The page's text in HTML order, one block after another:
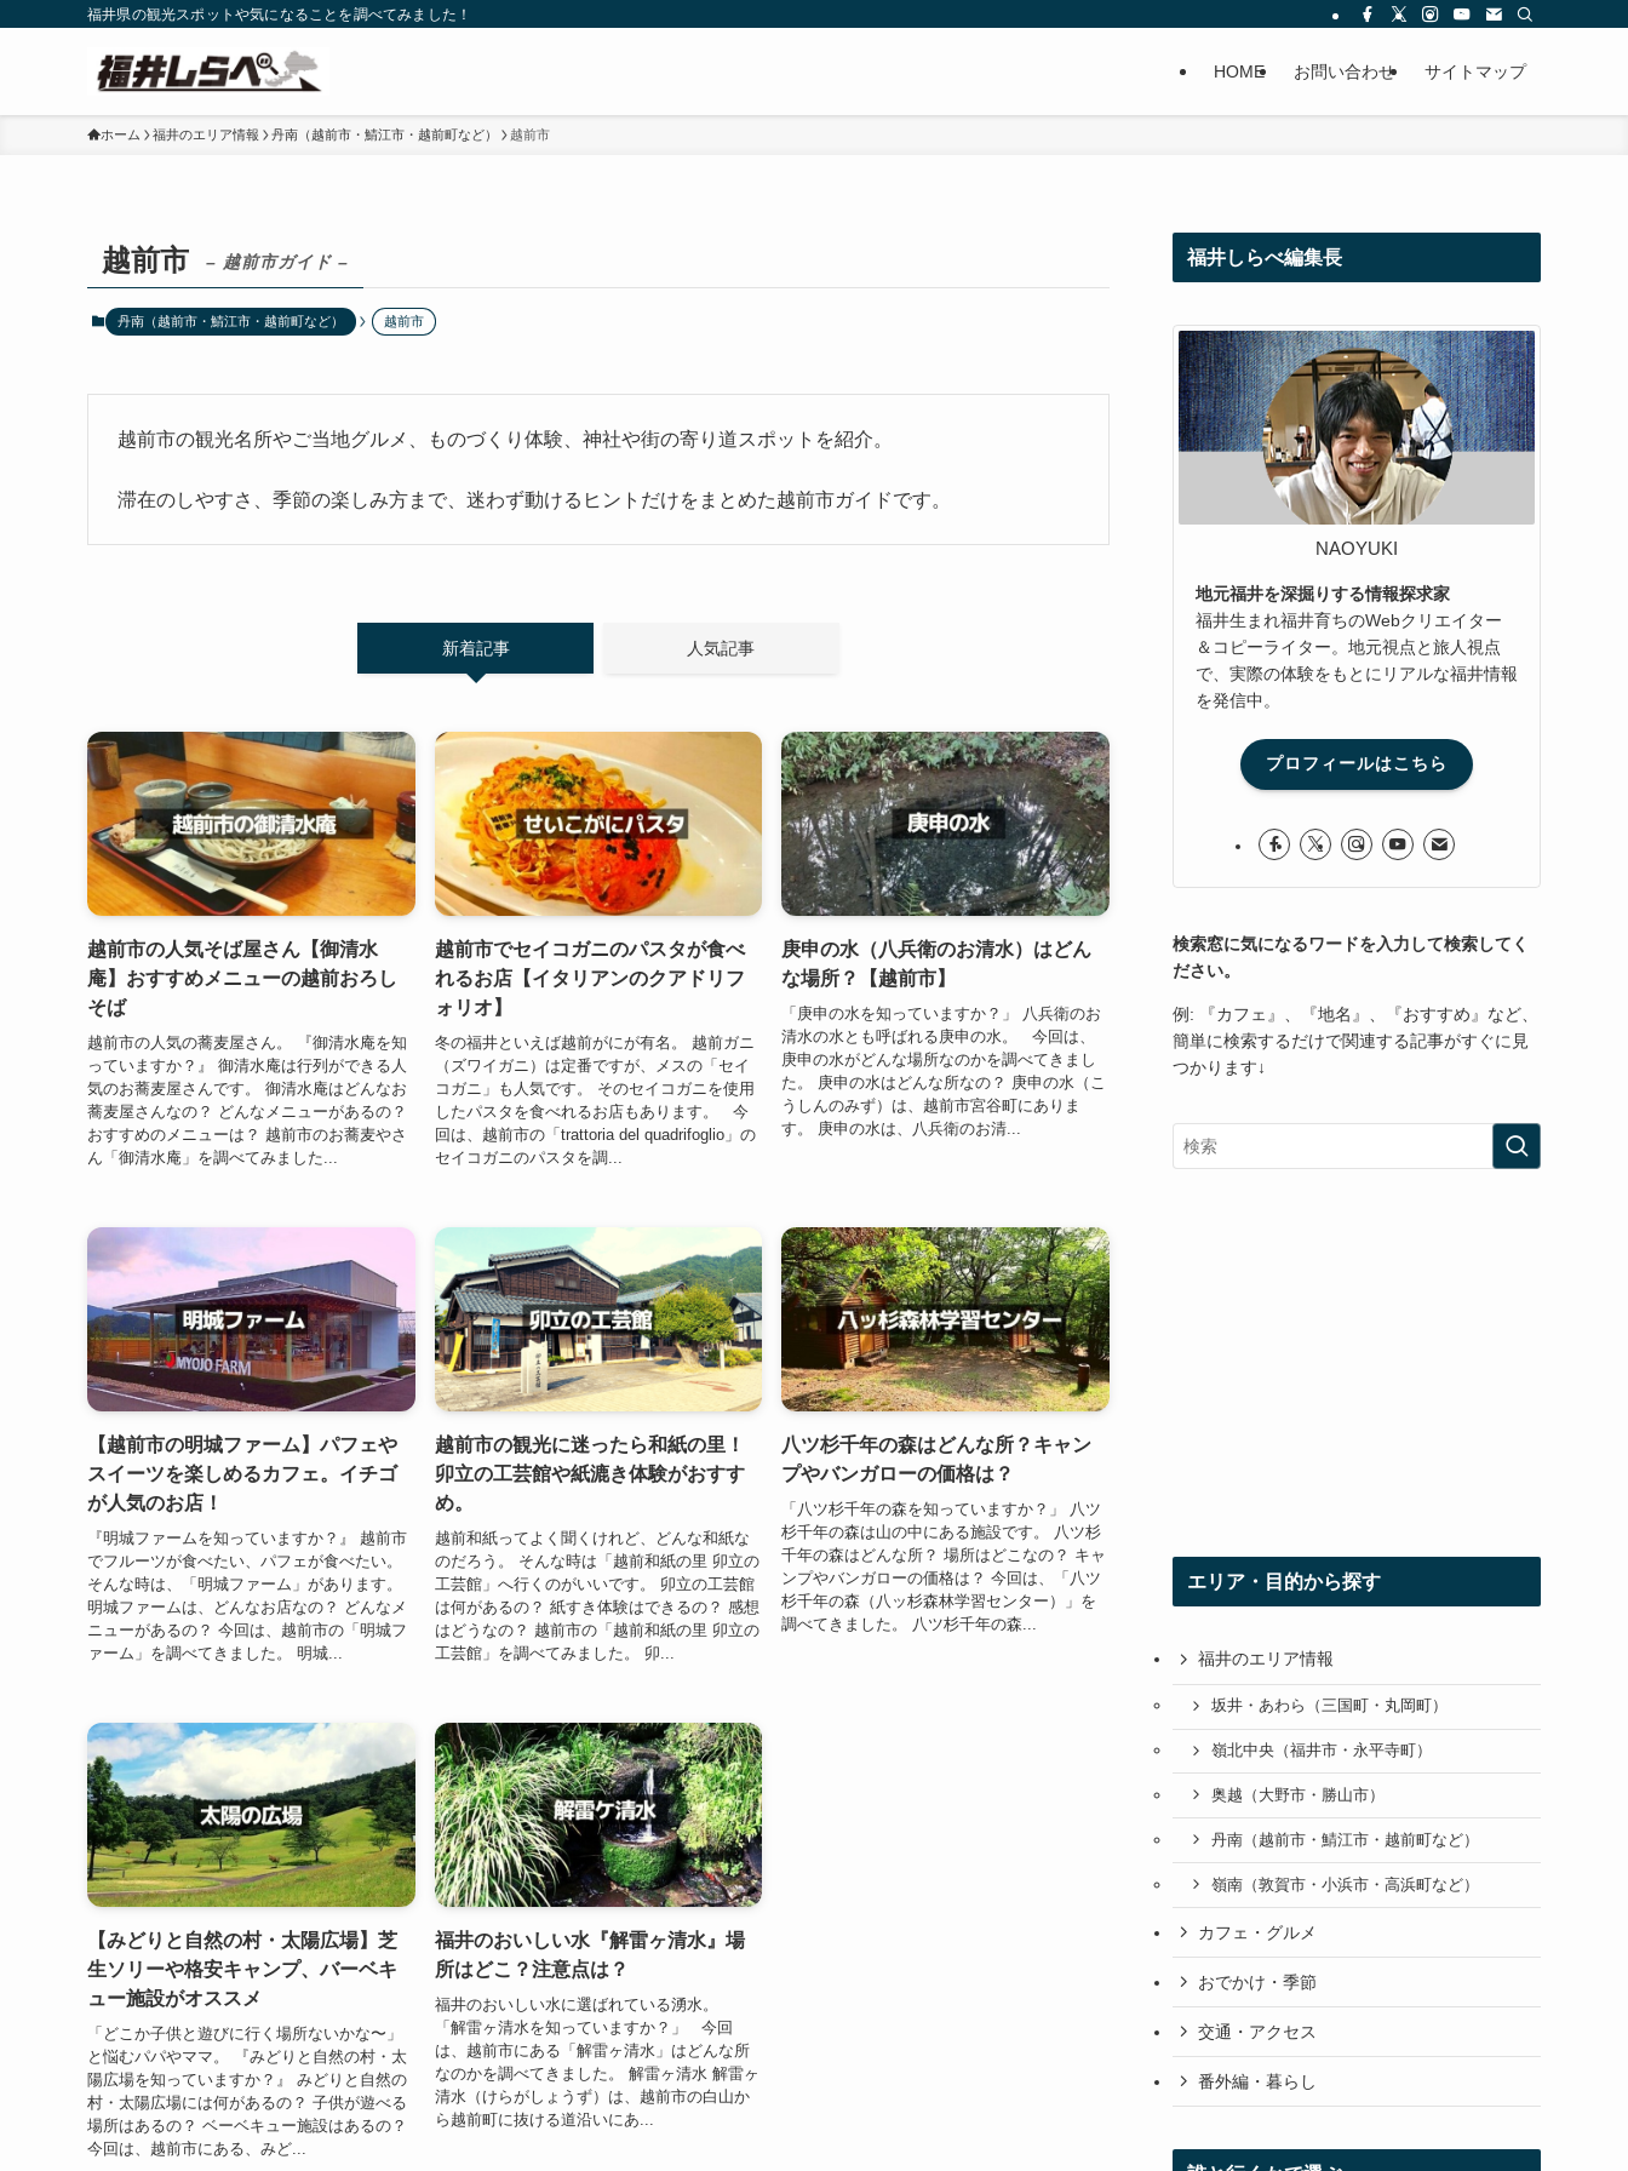
福井県の観光スポットや気になることを調べてみました！
HOME お問い合わせ サイトマップ
ホーム 福井のエリア情報 丹南（越前市・鯖江市・越前町など） 越前市
越前市 – 越前市ガイド –
丹南（越前市・鯖江市・越前町など） 越前市
越前市の観光名所やご当地グルメ、ものづくり体験、神社や街の寄り道スポットを紹介。
滞在のしやすさ、季節の楽しみ方まで、迷わず動けるヒントだけをまとめた越前市ガイドです。
新着記事 人気記事
越前市の人気そば屋さん【御清水
庵】おすすめメニューの越前おろし
そば
越前市の人気の蕎麦屋さん。 『御清水庵を知
っていますか？』 御清水庵は行列ができる人
気のお蕎麦屋さんです。 御清水庵はどんなお
蕎麦屋さんなの？ どんなメニューがあるの？
おすすめのメニューは？ 越前市のお蕎麦やさ
ん「御清水庵」を調べてみました...
越前市でセイコガニのパスタが食べ
れるお店【イタリアンのクアドリフ
ォリオ】
冬の福井といえば越前がにが有名。 越前ガニ
（ズワイガニ）は定番ですが、メスの「セイ
コガニ」も人気です。 そのセイコガニを使用
したパスタを食べれるお店もあります。 今
回は、越前市の「trattoria del quadrifoglio」の
セイコガニのパスタを調...
庚申の水（八兵衛のお清水）はどん
な場所？【越前市】
「庚申の水を知っていますか？」 八兵衛のお
清水の水とも呼ばれる庚申の水。 今回は、
庚申の水がどんな場所なのかを調べてきまし
た。 庚申の水はどんな所なの？ 庚申の水（こ
うしんのみず）は、越前市宮谷町にありま
す。 庚申の水は、八兵衛のお清...
【越前市の明城ファーム】パフェや
スイーツを楽しめるカフェ。イチゴ
が人気のお店！
『明城ファームを知っていますか？』 越前市
でフルーツが食べたい、パフェが食べたい。
そんな時は、「明城ファーム」があります。
明城ファームは、どんなお店なの？ どんなメ
ニューがあるの？ 今回は、越前市の「明城フ
ァーム」を調べてきました。 明城...
越前市の観光に迷ったら和紙の里！
卯立の工芸館や紙漉き体験がおすす
め。
越前和紙ってよく聞くけれど、どんな和紙な
のだろう。 そんな時は「越前和紙の里 卯立の
工芸館」へ行くのがいいです。 卯立の工芸館
は何があるの？ 紙すき体験はできるの？ 感想
はどうなの？ 越前市の「越前和紙の里 卯立の
工芸館」を調べてみました。 卯...
八ツ杉千年の森はどんな所？キャン
プやバンガローの価格は？
「八ツ杉千年の森を知っていますか？」 八ツ
杉千年の森は山の中にある施設です。 八ツ杉
千年の森はどんな所？ 場所はどこなの？ キャ
ンプやバンガローの価格は？ 今回は、「八ツ
杉千年の森（八ッ杉森林学習センター）」を
調べてきました。 八ツ杉千年の森...
【みどりと自然の村・太陽広場】芝
生ソリーや格安キャンプ、バーベキ
ュー施設がオススメ
「どこか子供と遊びに行く場所ないかな〜」
と悩むパパやママ。 『みどりと自然の村・太
陽広場を知っていますか？』 みどりと自然の
村・太陽広場には何があるの？ 子供が遊べる
場所はあるの？ ベーベキュー施設はあるの？
今回は、越前市にある、みど...
福井のおいしい水『解雷ヶ清水』場
所はどこ？注意点は？
福井のおいしい水に選ばれている湧水。
「解雷ヶ清水を知っていますか？」 今回
は、越前市にある「解雷ヶ清水」はどんな所
なのかを調べてきました。 解雷ヶ清水 解雷ヶ
清水（けらがしょうず）は、越前市の白山か
ら越前町に抜ける道沿いにあ...
福井しらべ編集長
NAOYUKI
地元福井を深掘りする情報探求家
福井生まれ福井育ちのWebクリエイター
＆コピーライター。地元視点と旅人視点
で、実際の体験をもとにリアルな福井情報
を発信中。
プロフィールはこちら
検索窓に気になるワードを入力して検索してく
ださい。
例: 『カフェ』、『地名』、『おすすめ』など、
簡単に検索するだけで関連する記事がすぐに見
つかります↓
エリア・目的から探す
福井のエリア情報
坂井・あわら（三国町・丸岡町）
嶺北中央（福井市・永平寺町）
奥越（大野市・勝山市）
丹南（越前市・鯖江市・越前町など）
嶺南（敦賀市・小浜市・高浜町など）
カフェ・グルメ
おでかけ・季節
交通・アクセス
番外編・暮らし